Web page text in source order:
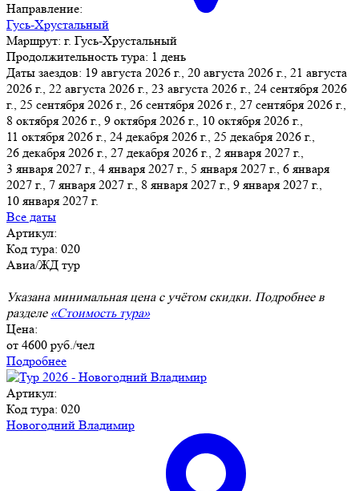
Направление:
Гусь-Хрустальный
Маршрут: г. Гусь-Хрустальный
Продолжительность тура: 1 день
Даты заездов: 19 августа 2026 г., 20 августа 2026 г., 21 августа
2026 г., 22 августа 2026 г., 23 августа 2026 г., 24 сентября 2026
г., 25 сентября 2026 г., 26 сентября 2026 г., 27 сентября 2026 г.,
8 октября 2026 г., 9 октября 2026 г., 10 октября 2026 г.,
11 октября 2026 г., 24 декабря 2026 г., 25 декабря 2026 г.,
26 декабря 2026 г., 27 декабря 2026 г., 2 января 2027 г.,
3 января 2027 г., 4 января 2027 г., 5 января 2027 г., 6 января
2027 г., 7 января 2027 г., 8 января 2027 г., 9 января 2027 г.,
10 января 2027 г.
Все даты
Артикул:
Код тура: 020
Авиа/ЖД тур
Указана минимальная цена с учётом скидки. Подробнее в
разделе «Стоимость тура»
Цена:
от 4600 руб./чел
Подробнее
Артикул:
Код тура: 020
Новогодний Владимир